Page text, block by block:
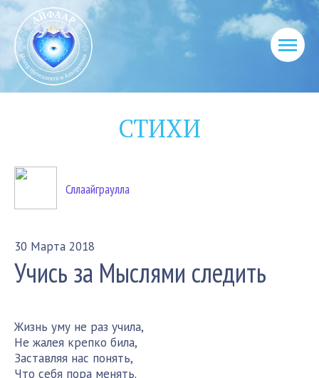
СТИХИ
Сллаайграулла
30 Марта 2018
Учись за Мыслями следить
Жизнь уму не раз учила,
Не жалея крепко била,
Заставляя нас понять,
Что себя пора менять.